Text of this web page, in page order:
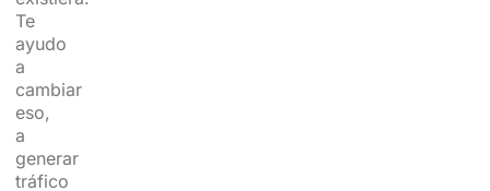
Te
ayudo
a
cambiar
eso,
a
generar
tráfico